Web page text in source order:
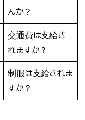
んか？
交通費は支給さ
れますか？
制服は支給されま
すか？